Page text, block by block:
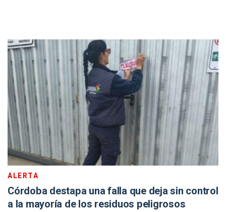
ALERTA
Córdoba destapa una falla que deja sin control
a la mayoría de los residuos peligrosos